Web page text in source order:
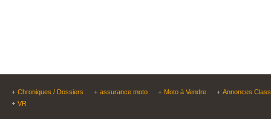
Chroniques / Dossiers assurance moto Moto à Vendre
Annonces
VR